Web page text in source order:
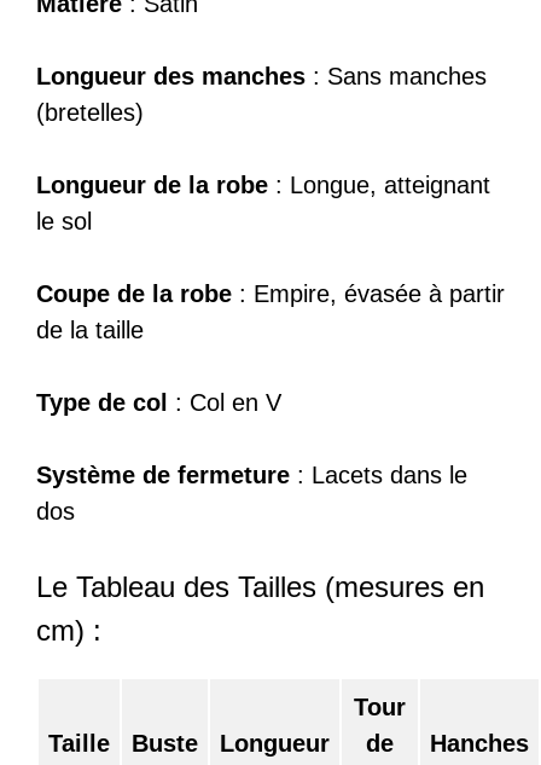
Longueur des manches : Sans manches
(bretelles)
Longueur de la robe : Longue, atteignant
le sol
Coupe de la robe : Empire, évasée à partir
de la taille
Type de col : Col en V
Système de fermeture : Lacets dans le
dos
Le Tableau des Tailles (mesures en
cm) :
Taille Buste Longueur
Tour
de
Hanches